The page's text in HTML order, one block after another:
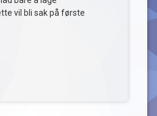
vil bli sak på første